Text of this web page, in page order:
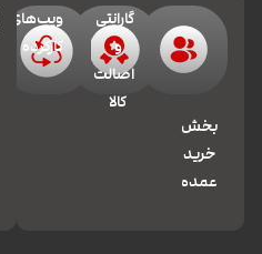
بخش
خرید
عمده
گارانتی
و
اصالت
کالا
ویپ‌های
کارکرده